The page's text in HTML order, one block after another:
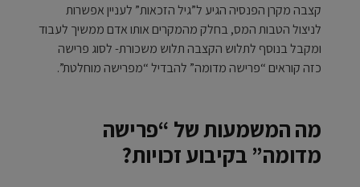
קצבה מקרן הפנסיה הגיע ל”גיל הזכאות” לעניין אפשרות
לניצול הטבות המס, בחלק מהמקרים אותו אדם ממשיך לעבוד
ומקבל בנוסף לתלוש הקצבה תלוש משכורת- לסוג פרישה
כזה קוראים “פרישה מדומה” להבדיל “מפרישה מוחלטת”.
מה המשמעות של “פרישה
מדומה” בקיבוע זכויות?